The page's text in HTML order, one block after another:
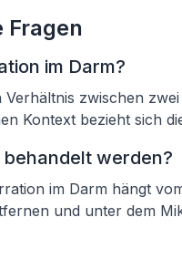
Fragen
im Darm?
zwischen
Kontext bezieht sich
werden?
im Darm hängt
und unter dem